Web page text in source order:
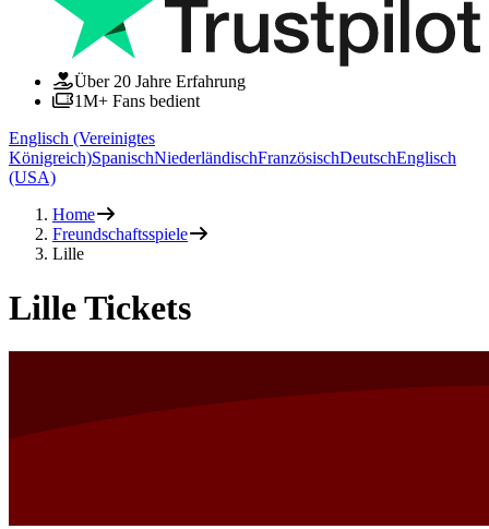
Über 20 Jahre Erfahrung
1M+ Fans bedient
Englisch (Vereinigtes
Königreich)SpanischNiederländischFranzösischDeutschEnglisch
(USA)
Home
Freundschaftsspiele
Lille
Lille Tickets